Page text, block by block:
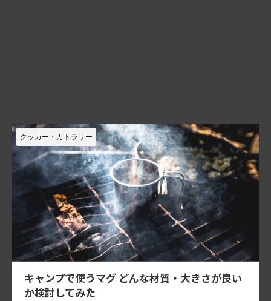
クッカー・カトラリー
キャンプで使うマグ どんな材質・大きさが良い
か検討してみた